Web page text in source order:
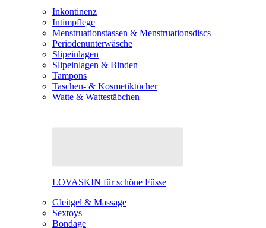
Inkontinenz
Intimpflege
Menstruationstassen & Menstruationsdiscs
Periodenunterwäsche
Slipeinlagen
Slipeinlagen & Binden
Tampons
Taschen- & Kosmetiktücher
Watte & Wattestäbchen
LOVASKIN für schöne Füsse
Gleitgel & Massage
Sextoys
Bondage